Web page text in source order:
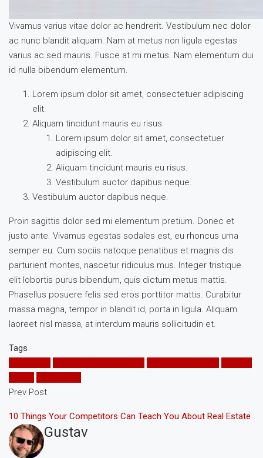
Vivamus varius vitae dolor ac hendrerit. Vestibulum nec dolor
ac nunc blandit aliquam. Nam at metus non ligula egestas
varius ac sed mauris. Fusce at mi metus. Nam elementum dui
id nulla bibendum elementum.
Lorem ipsum dolor sit amet, consectetuer adipiscing
elit.
Aliquam tincidunt mauris eu risus.
Lorem ipsum dolor sit amet, consectetuer
adipiscing elit.
Aliquam tincidunt mauris eu risus.
Vestibulum auctor dapibus neque.
Vestibulum auctor dapibus neque.
Proin sagittis dolor sed mi elementum pretium. Donec et
justo ante. Vivamus egestas sodales est, eu rhoncus urna
semper eu. Cum sociis natoque penatibus et magnis dis
parturient montes, nascetur ridiculus mus. Integer tristique
elit lobortis purus bibendum, quis dictum metus mattis.
Phasellus posuere felis sed eros porttitor mattis. Curabitur
massa magna, tempor in blandit id, porta in ligula. Aliquam
laoreet nisl massa, at interdum mauris sollicitudin et.
Tags
Prev Post
10 Things Your Competitors Can Teach You About Real Estate
Gustav